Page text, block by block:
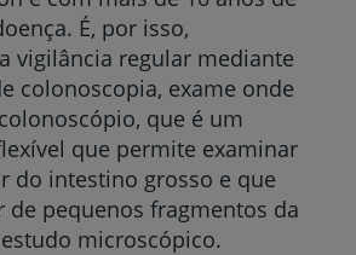
É, por isso,
vigilância regular mediante
colonoscopia, exame onde
que é um
que permite examinar
do intestino grosso e que
de pequenos fragmentos da
microscópico.